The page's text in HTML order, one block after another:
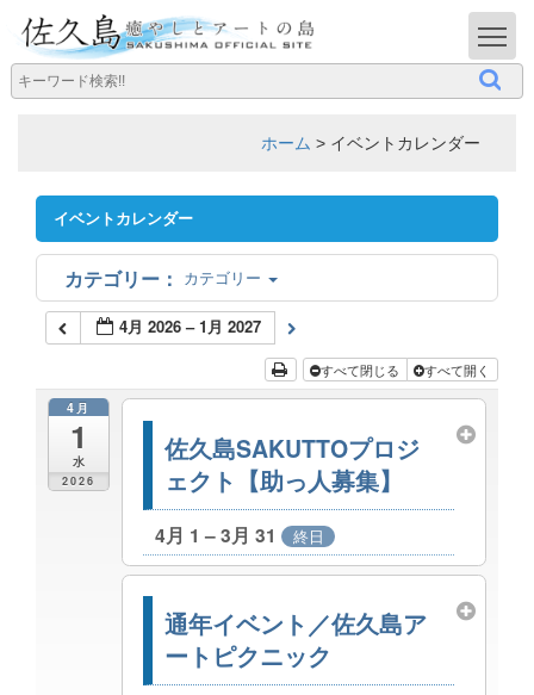
ホーム > イベントカレンダー
イベントカレンダー
カテゴリー
4月 2026 – 1月 2027
すべて閉じる すべて開く
4月
1
水
2026
佐久島SAKUTTOプロジ
ェクト【助っ人募集】
4月 1 – 3月 31 終日
通年イベント／佐久島ア
ートピクニック